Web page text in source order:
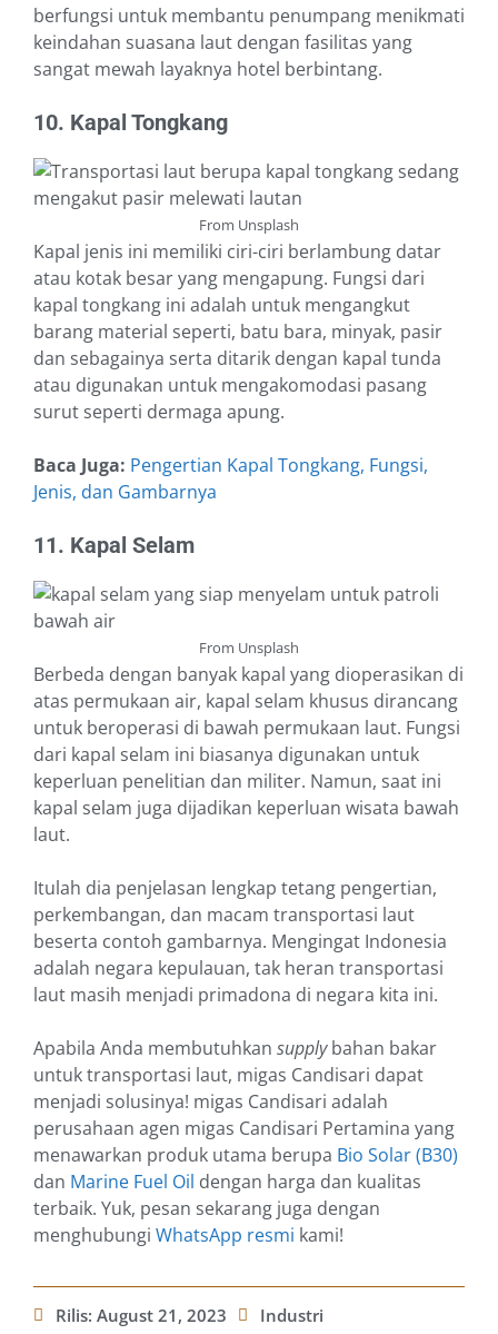
berfungsi untuk membantu penumpang menikmati
keindahan suasana laut dengan fasilitas yang
sangat mewah layaknya hotel berbintang.
10. Kapal Tongkang
From Unsplash
Kapal jenis ini memiliki ciri-ciri berlambung datar
atau kotak besar yang mengapung. Fungsi dari
kapal tongkang ini adalah untuk mengangkut
barang material seperti, batu bara, minyak, pasir
dan sebagainya serta ditarik dengan kapal tunda
atau digunakan untuk mengakomodasi pasang
surut seperti dermaga apung.
Baca Juga: Pengertian Kapal Tongkang, Fungsi,
Jenis, dan Gambarnya
11. Kapal Selam
From Unsplash
Berbeda dengan banyak kapal yang dioperasikan di
atas permukaan air, kapal selam khusus dirancang
untuk beroperasi di bawah permukaan laut. Fungsi
dari kapal selam ini biasanya digunakan untuk
keperluan penelitian dan militer. Namun, saat ini
kapal selam juga dijadikan keperluan wisata bawah
laut.
Itulah dia penjelasan lengkap tetang pengertian,
perkembangan, dan macam transportasi laut
beserta contoh gambarnya. Mengingat Indonesia
adalah negara kepulauan, tak heran transportasi
laut masih menjadi primadona di negara kita ini.
Apabila Anda membutuhkan supplybahan bakar
untuk transportasi laut, migas Candisari dapat
menjadi solusinya! migas Candisari adalah
perusahaan agen migas Candisari Pertamina yang
menawarkan produk utama berupa Bio Solar (B30)
dan Marine Fuel Oil dengan harga dan kualitas
terbaik. Yuk, pesan sekarang juga dengan
menghubungi WhatsApp resmi kami!
Rilis: August 21, 2023 Industri